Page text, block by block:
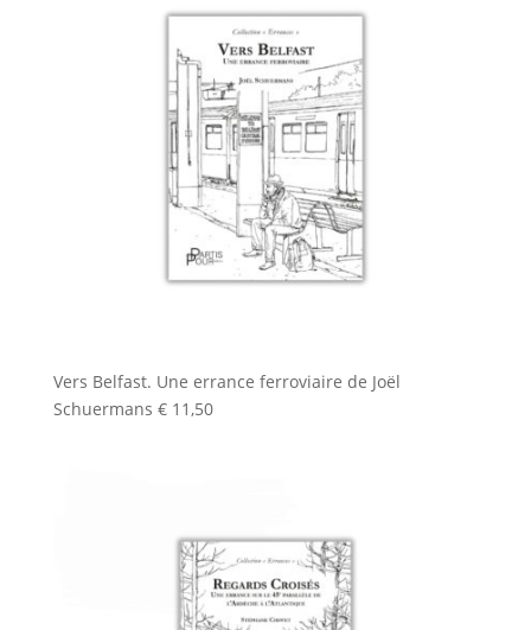
Vers Belfast. Une errance ferroviaire de Joël
Schuermans €11,50